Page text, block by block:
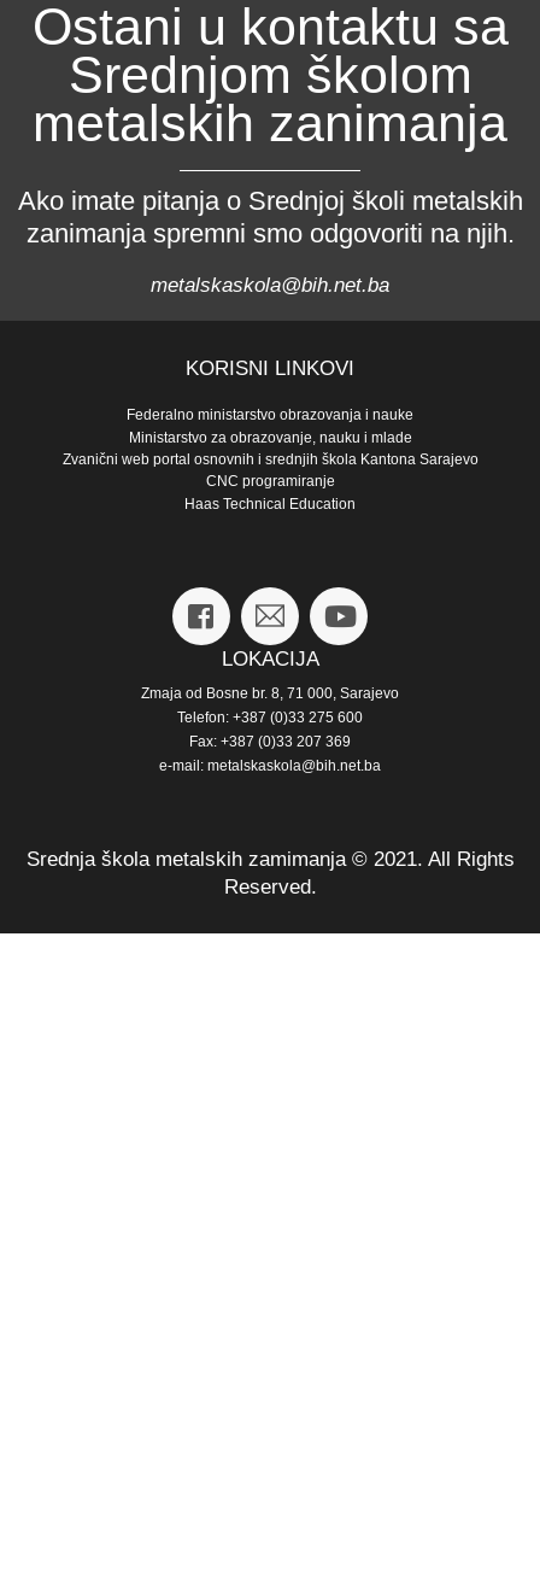
Ostani u kontaktu sa
Srednjom školom
metalskih zanimanja
Ako imate pitanja o Srednjoj školi metalskih
zanimanja spremni smo odgovoriti na njih.
metalskaskola@bih.net.ba
KORISNI LINKOVI
Federalno ministarstvo obrazovanja i nauke
Ministarstvo za obrazovanje, nauku i mlade
Zvanični web portal osnovnih i srednjih škola Kantona Sarajevo
CNC programiranje
Haas Technical Education
LOKACIJA
Zmaja od Bosne br. 8, 71 000, Sarajevo
Telefon: +387 (0)33 275 600
Fax: +387 (0)33 207 369
e-mail: metalskaskola@bih.net.ba
Srednja škola metalskih zamimanja © 2021. All Rights
Reserved.